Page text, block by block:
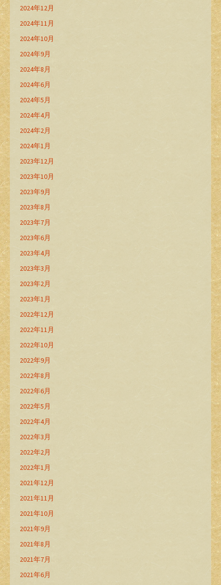
2024年12月
2024年11月
2024年10月
2024年9月
2024年8月
2024年6月
2024年5月
2024年4月
2024年2月
2024年1月
2023年12月
2023年10月
2023年9月
2023年8月
2023年7月
2023年6月
2023年4月
2023年3月
2023年2月
2023年1月
2022年12月
2022年11月
2022年10月
2022年9月
2022年8月
2022年6月
2022年5月
2022年4月
2022年3月
2022年2月
2022年1月
2021年12月
2021年11月
2021年10月
2021年9月
2021年8月
2021年7月
2021年6月